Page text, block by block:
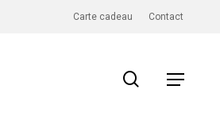
Carte cadeau Contact
Menu
search